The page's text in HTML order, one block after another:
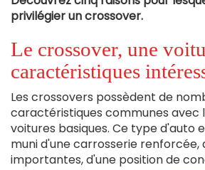
privilégier un crossover.
Le crossover, une
caractéristiques
Les crossovers possèdent de
caractéristiques communes avec
voitures basiques. Ce type d'auto
muni d'une carrosserie renforcée,
importantes, d'une position de